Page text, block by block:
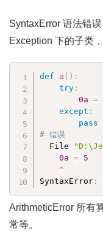
SyntaxError 语法错
Exception 下的子类
def a ( ) :
try :
0a
=
except :
pass
# 错误
  File
0a
= 5
^
SyntaxError :
ArithmeticError 所有
常等。